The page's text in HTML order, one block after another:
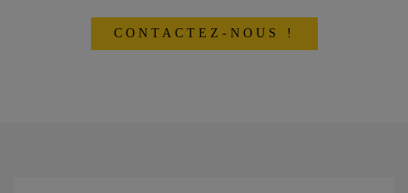
CONTACTEZ-NOUS !